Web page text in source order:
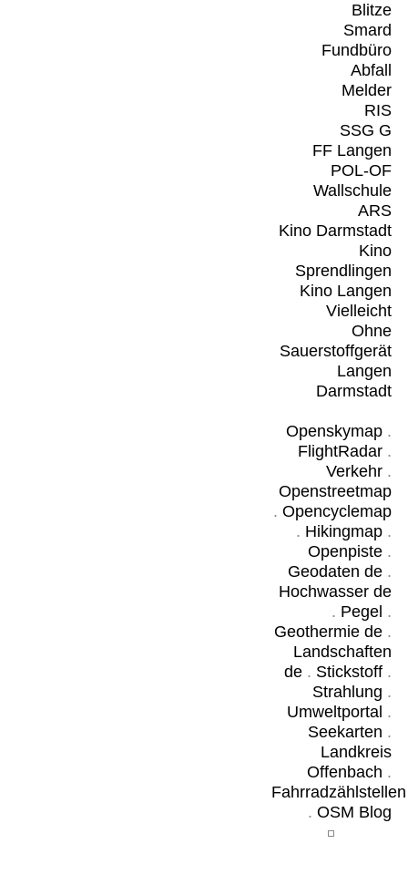
Blitze
Smard
Fundbüro
Abfall
Melder
RIS
SSG G
FF Langen
POL-OF
Wallschule
ARS
Kino Darmstadt
Kino
Sprendlingen
Kino Langen
Vielleicht
Ohne
Sauerstoffgerät
Langen
Darmstadt
Openskymap.
FlightRadar.
Verkehr.
Openstreetmap
. Opencyclemap
. Hikingmap.
Openpiste.
Geodaten de.
Hochwasser de
. Pegel .
Geothermie de.
Landschaften
de. Stickstoff.
Strahlung .
Umweltportal .
Seekarten .
Landkreis
Offenbach .
Fahrradzählstellen
. OSM Blog